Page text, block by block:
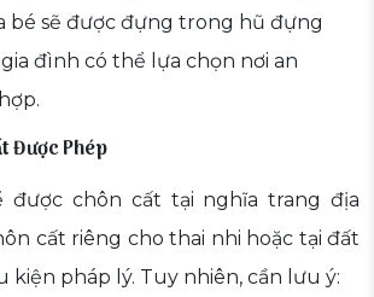
bé sẽ được đựng trong hũ đựng
đình có thể lựa chọn nơi an
Được Phép
được chôn cất tại nghĩa trang địa
cất riêng cho thai nhi hoặc tại đất
kiện pháp lý. Tuy nhiên, cần lưu ý: